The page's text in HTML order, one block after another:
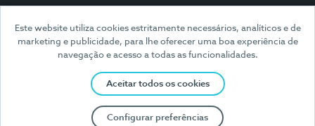
Este website utiliza cookies estritamente necessários, analíticos e de
marketing e publicidade, para lhe oferecer uma boa experiência de
navegação e acesso a todas as funcionalidades.
Aceitar todos os cookies
Configurar preferências